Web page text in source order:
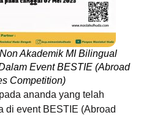
Akademik MI Bilingual
Event BESTIE (Abroad
Competition)
ananda yang telah
di event BESTIE (Abroad